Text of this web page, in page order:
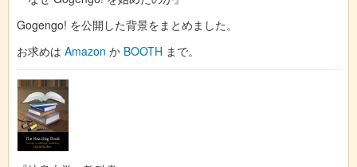
Gogengo! を公開した背景をまとめました。
お求めは Amazon か BOOTH まで。